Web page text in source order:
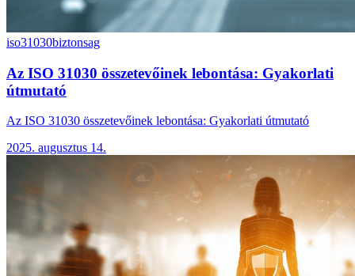
iso31030biztonsag
Az ISO 31030 összetevőinek lebontása: Gyakorlati
útmutató
Az ISO 31030 összetevőinek lebontása: Gyakorlati útmutató
2025. augusztus 14.